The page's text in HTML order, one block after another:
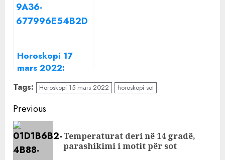
Horoskopi 17
mars 2022:
Shenjat që duhet
të tregojnë
kujdes sot
Tags: Horoskopi 15 mars 2022 horoskopi sot
Continue
Reading
Previous
Temperaturat deri në 14 gradë,
parashikimi i motit për sot